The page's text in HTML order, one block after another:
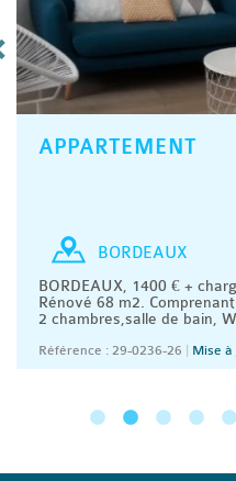
APPARTEMENT
BORDEAUX
BORDEAUX, 1400 € +
Rénové 68 m2.
2 chambres,salle de bain,
Référence : 29-0236-26 Mise